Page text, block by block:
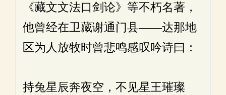
《藏文文法口剑论》等不朽名著，
他曾经在卫藏谢通门县——达那地
区为人放牧时曾悲鸣感叹吟诗曰：
持兔星辰奔夜空，不见星王璀璨